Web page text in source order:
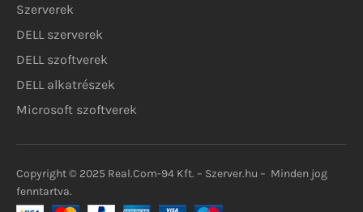
Szerverek
DELL szerverek
DELL szoftverek
DELL alkatrészek
Microsoft szoftverek
Copyright © 2025 Real.Com-94 Kft. – Szerver.hu – Minden jog
fenntartva.